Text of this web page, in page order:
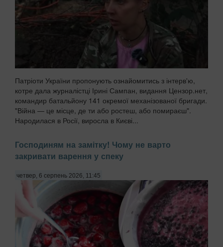
Патріоти України пропонують ознайомитись з інтерв'ю,
котре дала журналістці Ірині Сампан, видання Цензор.нет,
командир батальйону 141 окремої механізованої бригади.
"Війна — це місце, де ти або ростеш, або помираєш".
Народилася в Росії, виросла в Києві...
Господиням на замітку! Чому не варто
закривати варення у спеку
четвер, 6 серпень 2026, 11:45